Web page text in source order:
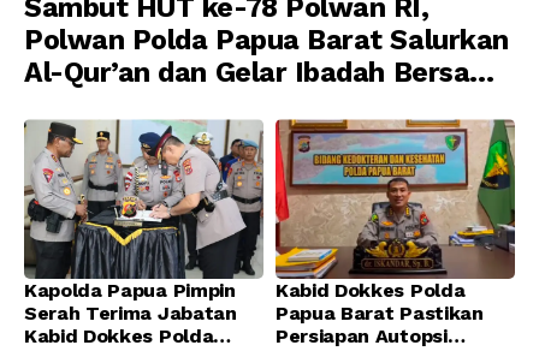
Sambut HUT ke-78 Polwan RI,
Polwan Polda Papua Barat Salurkan
Al-Qur’an dan Gelar Ibadah Bersama
Kapolda Papua Pimpin
Serah Terima Jabatan
Kabid Dokkes Polda
Kabid Dokkes Polda
Papua Barat Pastikan
Persiapan Autopsi